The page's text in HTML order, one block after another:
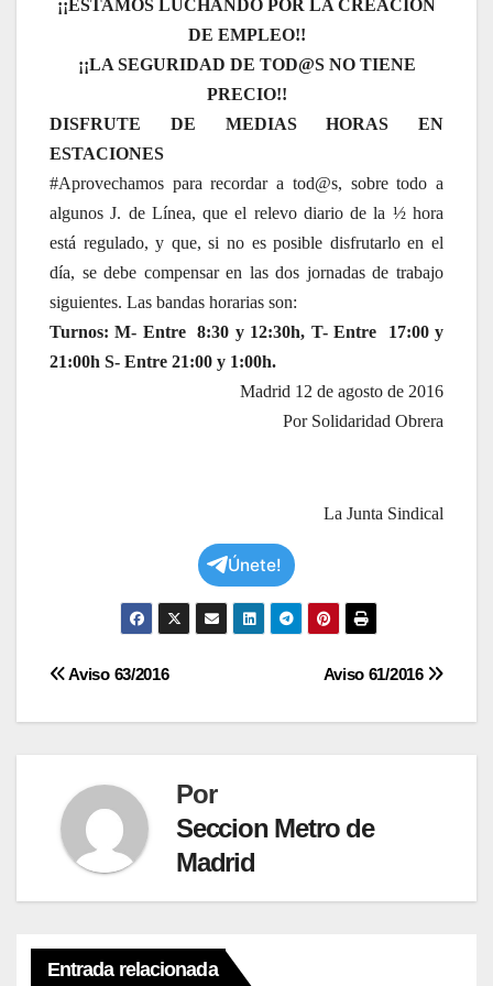
¡¡ESTAMOS LUCHANDO POR LA CREACIÓN
DE EMPLEO!!
¡¡LA SEGURIDAD DE TOD@S NO TIENE
PRECIO!!
DISFRUTE DE MEDIAS HORAS EN
ESTACIONES
#Aprovechamos para recordar a tod@s, sobre todo a
algunos J. de Línea, que el relevo diario de la ½ hora
está regulado, y que, si no es posible disfrutarlo en el
día, se debe compensar en las dos jornadas de trabajo
siguientes. Las bandas horarias son:
Turnos: M- Entre 8:30 y 12:30h, T- Entre 17:00 y
21:00h S- Entre 21:00 y 1:00h.
Madrid 12 de agosto de 2016
Por Solidaridad Obrera
La Junta Sindical
Únete!
Navegación
de
Aviso 61/2016
Aviso 63/2016
Por
Seccion Metro de
Madrid
Entrada relacionada